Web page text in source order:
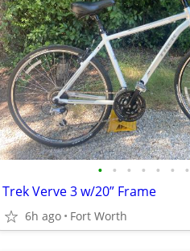
• • • • • • •
Trek Verve 3 w/20” Frame
6h ago Fort Worth